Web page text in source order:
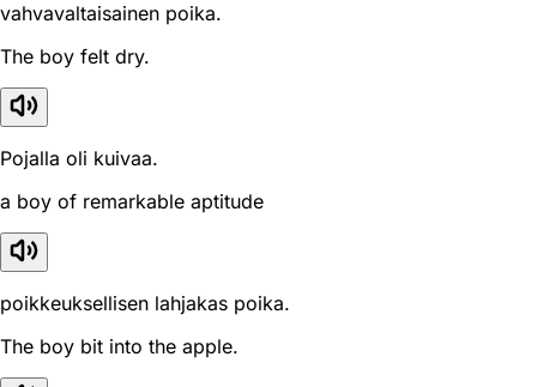
vahvavaltaisainen poika.
The boy felt dry.
Pojalla oli kuivaa.
a boy of remarkable aptitude
poikkeuksellisen lahjakas poika.
The boy bit into the apple.